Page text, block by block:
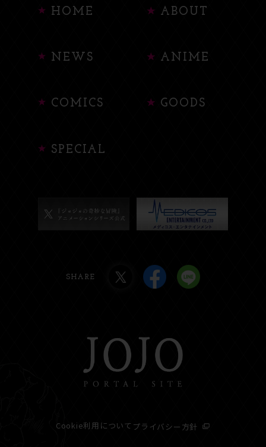
HOME ABOUT
NEWS ANIME
COMICS GOODS
SPECIAL
SHARE
Cookie利用について プライバシー方針